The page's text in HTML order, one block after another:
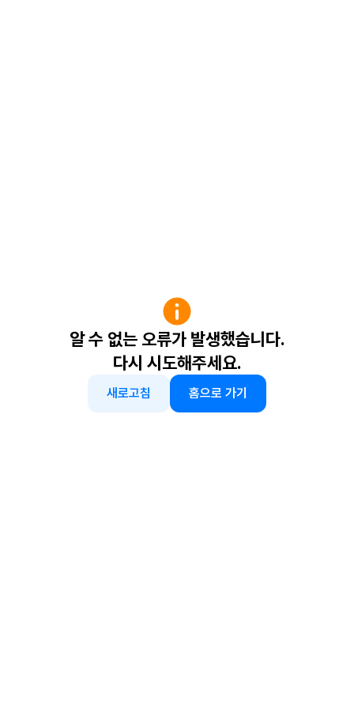
알 수 없는 오류가 발생했습니다.
다시 시도해주세요.
새로고침 홈으로 가기